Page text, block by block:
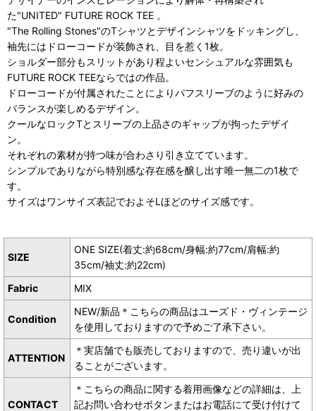
た"UNITED" FUTURE ROCK TEE 。
"The Rolling Stones"のTシャツとデザインシャツをドッキングし、
袖先にはドローコードが装飾され、目を惹く1枚。
ショルダー部分もスリットがあり程よいセンシュアルな雰囲気も
FUTURE ROCK TEEならではの作品。
ドローコードが付属されたことによりパフスリーブのように好みの
バランスが楽しめるデザイン。
クールなロックTとスリーブの上品さのギャップが拘ったデザイ
ン。
それぞれの素材が持つ味が合わさり引き立てています。
シンプルでありながら特別感な存在感を醸し出す唯一無二の1枚で
す。
サイズはワンサイズ表記でおよそLほどのサイズ感です。
SIZE
ONE SIZE(着丈:約68cm/身幅:約77cm/肩幅:約
35cm/袖丈:約22cm)
Fabric
MIX
Condition
NEW/新品＊こちらの商品はユーズド・ヴィンテージ
を使用しておりますので予めご了承下さい。
ATTENTION
＊実店舗でも販売しておりますので、売り違いが出
ることがございます。
CONTACT
＊こちらの商品に関する着用画像などの詳細は、上
記お問い合わせボタンまたはお電話にて受け付けて